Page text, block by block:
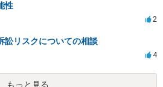
性
2
訟リスクについての相談
4
もっと見る